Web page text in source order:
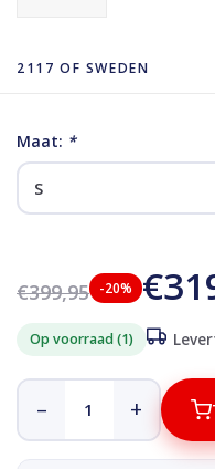
2117 OF SWEDEN
Maat: *
€399,95 -20%
Op voorraad (1)
– +